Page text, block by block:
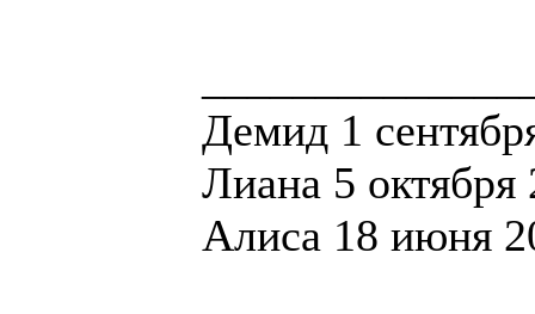
Демид 1
Лиана 5 октября
Алиса 18 июня